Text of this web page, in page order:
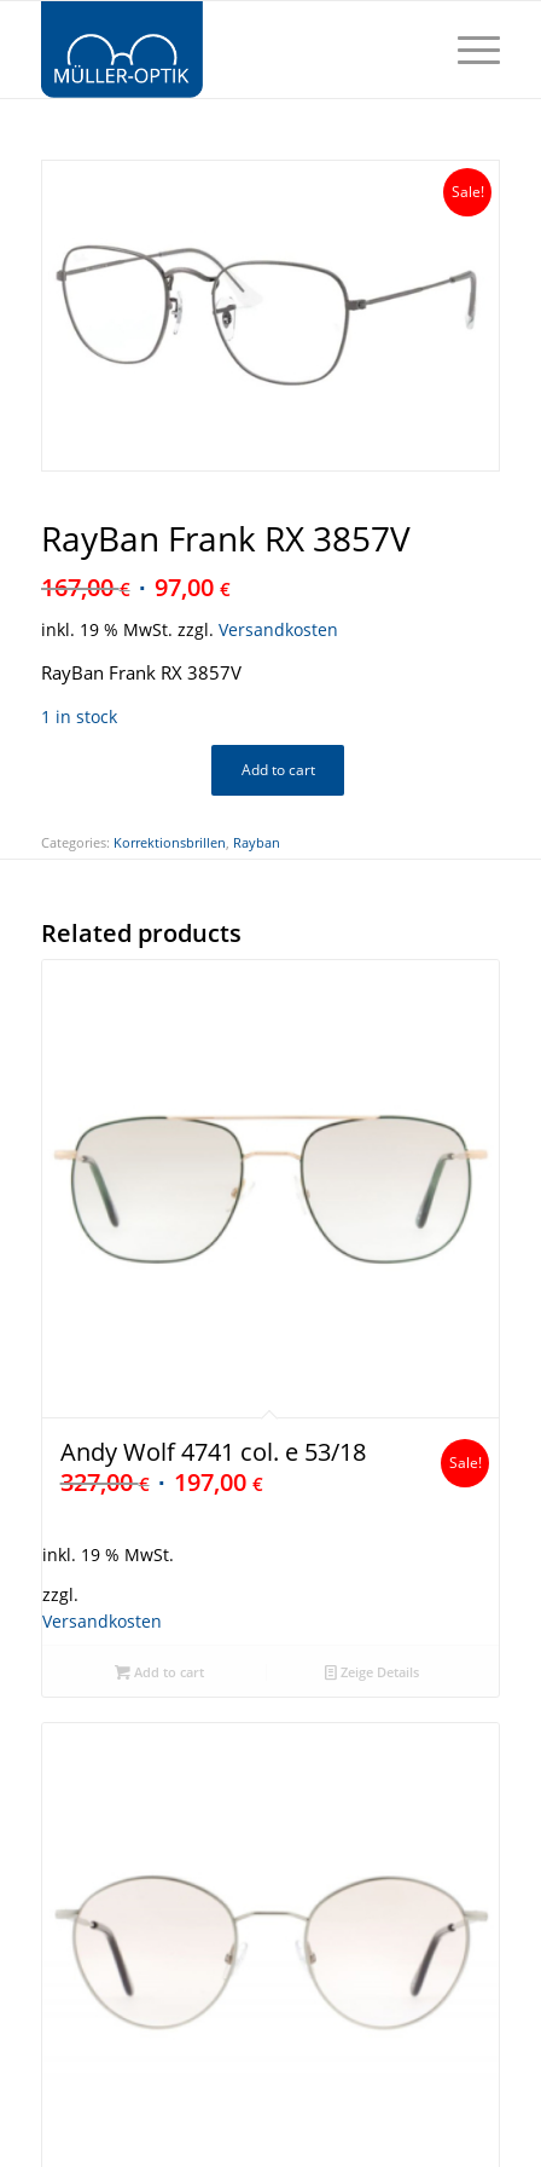
Sale!
RayBan Frank RX 3857V
167,00€ 97,00 €
inkl. 19 % MwSt. zzgl. Versandkosten
RayBan Frank RX 3857V
1 in stock
Add to cart
Categories: Korrektionsbrillen Rayban
Related products
Andy Wolf 4741 col. e 53/18
327,00€ 197,00 €
Sale!
inkl. 19 % MwSt.
zzgl.
Versandkosten
Add to cart Zeige Details